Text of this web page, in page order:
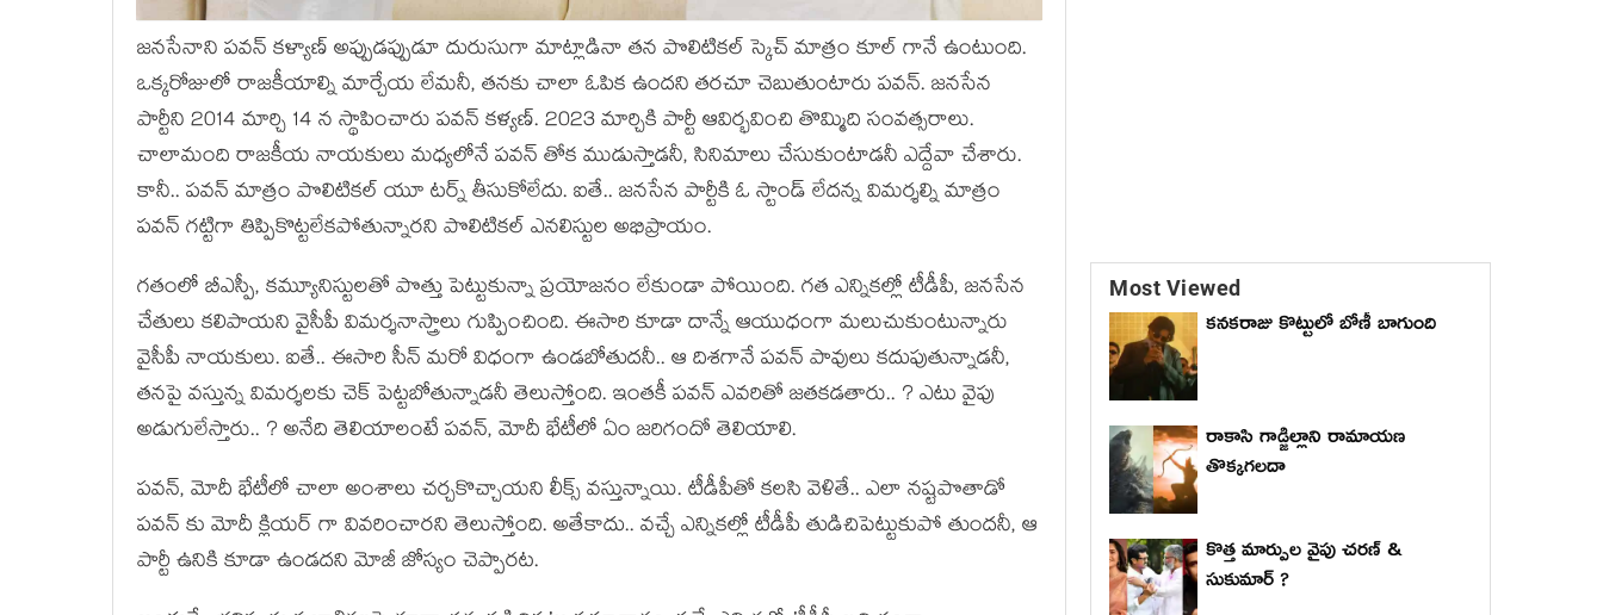
జనసేనాని పవన్ కళ్యాణ్ అప్పుడప్పుడూ దురుసుగా మాట్లాడినా తన పొలిటికల్ స్కెచ్ మాత్రం కూల్ గానే ఉంటుంది.
ఒక్కరోజులో రాజకీయాల్ని మార్చేయ లేమనీ, తనకు చాలా ఓపిక ఉందని తరచూ చెబుతుంటారు పవన్. జనసేన
పార్టీని 2014 మార్చి 14 న స్థాపించారు పవన్ కళ్యణ్. 2023 మార్చికి పార్టీ ఆవిర్భవించి తొమ్మిది సంవత్సరాలు.
చాలామంది రాజకీయ నాయకులు మధ్యలోనే పవన్ తోక ముడుస్తాడనీ, సినిమాలు చేసుకుంటాడనీ ఎద్దేవా చేశారు.
కానీ.. పవన్ మాత్రం పొలిటికల్ యూ టర్న్ తీసుకోలేదు. ఐతే.. జనసేన పార్టీకి ఓ స్టాండ్ లేదన్న విమర్శల్ని మాత్రం
పవన్ గట్టిగా తిప్పికొట్టలేకపోతున్నారని పొలిటికల్ ఎనలిస్టుల అభిప్రాయం.
గతంలో బీఎస్పీ, కమ్యూనిస్టులతో పొత్తు పెట్టుకున్నా ప్రయోజనం లేకుండా పోయింది. గత ఎన్నికల్లో టీడీపీ, జనసేన
చేతులు కలిపాయని వైసీపీ విమర్శనాస్త్రాలు గుప్పించింది. ఈసారి కూడా దాన్నే ఆయుధంగా మలుచుకుంటున్నారు
వైసీపీ నాయకులు. ఐతే.. ఈసారి సీన్ మరో విధంగా ఉండబోతుదనీ.. ఆ దిశగానే పవన్ పావులు కదుపుతున్నాడనీ,
తనపై వస్తున్న విమర్శలకు చెక్ పెట్టబోతున్నాడనీ తెలుస్తోంది. ఇంతకీ పవన్ ఎవరితో జతకడతారు.. ? ఎటు వైపు
అడుగులేస్తారు.. ? అనేది తెలియాలంటే పవన్, మోదీ భేటీలో ఏం జరిగందో తెలియాలి.
పవన్, మోదీ భేటీలో చాలా అంశాలు చర్చకొచ్చాయని లీక్స్ వస్తున్నాయి. టీడీపీతో కలసి వెళితే.. ఎలా నష్టపొతాడో
పవన్ కు మోదీ క్లియర్ గా వివరించారని తెలుస్తోంది. అతేకాదు.. వచ్చే ఎన్నికల్లో టీడీపీ తుడిచిపెట్టుకుపో తుందనీ, ఆ
పార్టీ ఉనికి కూడా ఉండదని మోజీ జోస్యం చెప్పారట.
Most Viewed
కనకరాజు కొట్టులో బోణీ బాగుంది
రాకాసి గాడ్జిల్లాని రామాయణ
తొక్కగలదా
కొత్త మార్పుల వైపు చరణ్ &
సుకుమార్ ?